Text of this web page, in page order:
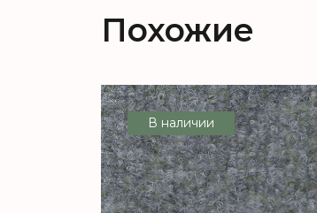
Похожие
В наличии